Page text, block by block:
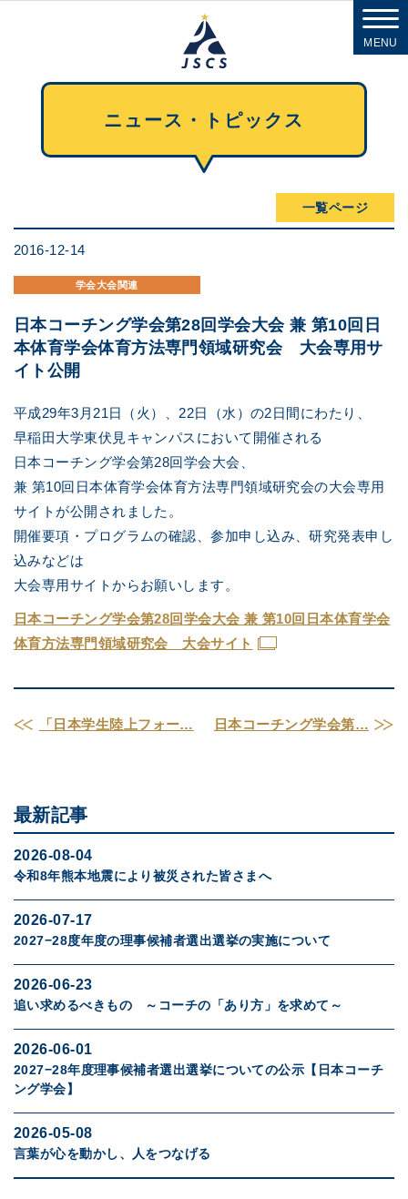
MENU
ニュース・トピックス
一覧ページ
2016-12-14
学会大会関連
日本コーチング学会第28回学会大会 兼 第10回日
本体育学会体育方法専門領域研究会 大会専用サ
イト公開
平成29年3月21日（火）、22日（水）の2日間にわたり、
早稲田大学東伏見キャンパスにおいて開催される
日本コーチング学会第28回学会大会、
兼 第10回日本体育学会体育方法専門領域研究会の大会専用
サイトが公開されました。
開催要項・プログラムの確認、参加申し込み、研究発表申し
込みなどは
大会専用サイトからお願いします。
日本コーチング学会第28回学会大会 兼 第10回日本体育学会
体育方法専門領域研究会 大会サイト
「日本学生陸上フォー… 日本コーチング学会第…
最新記事
2026-08-04
令和8年熊本地震により被災された皆さまへ
2026-07-17
2027−28度年度の理事候補者選出選挙の実施について
2026-06-23
追い求めるべきもの ～コーチの「あり方」を求めて～
2026-06-01
2027−28年度理事候補者選出選挙についての公示【日本コーチ
ング学会】
2026-05-08
言葉が心を動かし、人をつなげる